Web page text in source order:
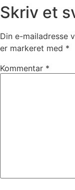
Skriv et
Din e-mailadresse
er markeret med *
Kommentar *